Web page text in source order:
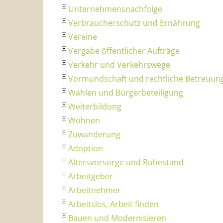
Unternehmensnachfolge
Verbraucherschutz und Ernährung
Vereine
Vergabe öffentlicher Aufträge
Verkehr und Verkehrswege
Vormundschaft und rechtliche
Wahlen und Bürgerbeteiligung
Weiterbildung
Wohnen
Zuwanderung
Adoption
Altersvorsorge und Ruhestand
Arbeitgeber
Arbeitnehmer
Arbeitslos, Arbeit finden
Bauen und Modernisieren